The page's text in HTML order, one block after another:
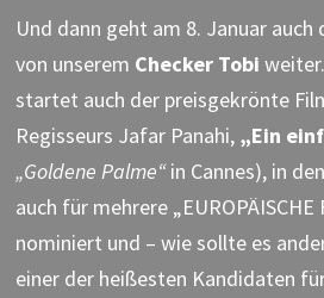
Und dann geht am 8. Januar
von unserem Checker Tobi
startet auch der preisgekrönte
Regisseurs Jafar Panahi, „Ein
„Goldene Palme“in Cannes), in
auch für mehrere „EUROPÄISCHE
nominiert und – wie sollte es
einer der heißesten Kandidaten